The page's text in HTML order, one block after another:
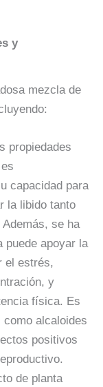
y
mezcla de
propiedades
capacidad para
la libido tanto
se ha
puede apoyar la
el estrés,
y
física. Es
alcaloides
positivos
de planta